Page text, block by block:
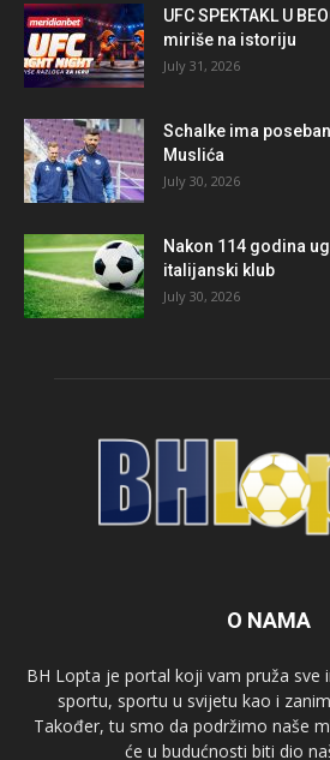
UFC SPEKTAKL U
miriše na istoriju
July 31, 2026
Schalke ima
Muslića
July 30, 2026
Nakon 114 godina
italijanski klub
July 30, 2026
O NAMA
BH Lopta je portal koji vam pruža
sportu, sportu u svijetu kao i
Također, tu smo da podržimo naše
će u budućnosti biti dio